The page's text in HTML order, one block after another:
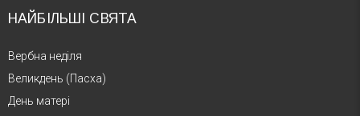
НАЙБІЛЬШІ СВЯТА
Вербна неділя
Великдень (Пасха)
День матері